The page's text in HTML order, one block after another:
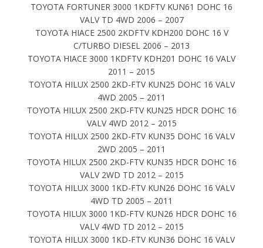
TOYOTA FORTUNER 3000 1KDFTV KUN61 DOHC 16
VALV TD 4WD 2006 – 2007
TOYOTA HIACE 2500 2KDFTV KDH200 DOHC 16 V
C/TURBO DIESEL 2006 – 2013
TOYOTA HIACE 3000 1KDFTV KDH201 DOHC 16 VALV
2011 – 2015
TOYOTA HILUX 2500 2KD-FTV KUN25 DOHC 16 VALV
4WD 2005 – 2011
TOYOTA HILUX 2500 2KD-FTV KUN25 HDCR DOHC 16
VALV 4WD 2012 – 2015
TOYOTA HILUX 2500 2KD-FTV KUN35 DOHC 16 VALV
2WD 2005 – 2011
TOYOTA HILUX 2500 2KD-FTV KUN35 HDCR DOHC 16
VALV 2WD TD 2012 – 2015
TOYOTA HILUX 3000 1KD-FTV KUN26 DOHC 16 VALV
4WD TD 2005 – 2011
TOYOTA HILUX 3000 1KD-FTV KUN26 HDCR DOHC 16
VALV 4WD TD 2012 – 2015
TOYOTA HILUX 3000 1KD-FTV KUN36 DOHC 16 VALV